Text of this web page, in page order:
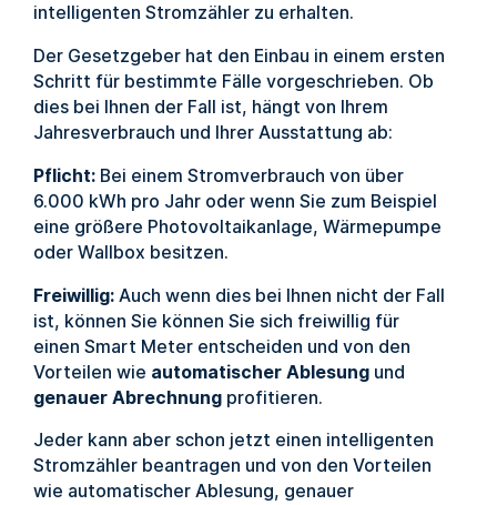
intelligenten Stromzähler zu erhalten.
Der Gesetzgeber hat den Einbau in einem ersten
Schritt für bestimmte Fälle vorgeschrieben. Ob
dies bei Ihnen der Fall ist, hängt von Ihrem
Jahresverbrauch und Ihrer Ausstattung ab:
Pflicht: Bei einem Stromverbrauch von über
6.000 kWh pro Jahr oder wenn Sie zum Beispiel
eine größere Photovoltaikanlage, Wärmepumpe
oder Wallbox besitzen.
Freiwillig: Auch wenn dies bei Ihnen nicht der Fall
ist, können Sie können Sie sich freiwillig für
einen Smart Meter entscheiden und von den
Vorteilen wie automatischer Ablesungund
genauer Abrechnungprofitieren.
Jeder kann aber schon jetzt einen intelligenten
Stromzähler beantragen und von den Vorteilen
wie automatischer Ablesung, genauer